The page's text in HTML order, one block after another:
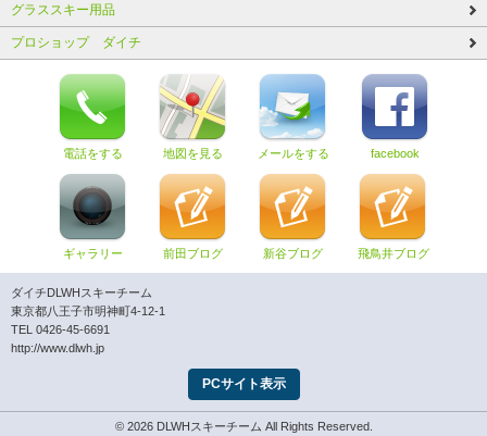
グラススキー用品
プロショップ ダイチ
電話をする 地図を見る メールをする facebook
ギャラリー 前田ブログ 新谷ブログ 飛鳥井ブログ
ダイチDLWHスキーチーム
東京都八王子市明神町4-12-1
TEL 0426-45-6691
http://www.dlwh.jp
PCサイト表示
© 2026 DLWHスキーチーム All Rights Reserved.